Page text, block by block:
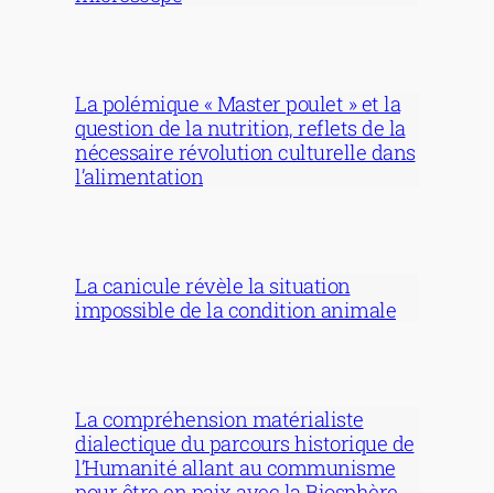
La polémique « Master poulet » et la
question de la nutrition, reflets de la
nécessaire révolution culturelle dans
l’alimentation
La canicule révèle la situation
impossible de la condition animale
La compréhension matérialiste
dialectique du parcours historique de
l’Humanité allant au communisme